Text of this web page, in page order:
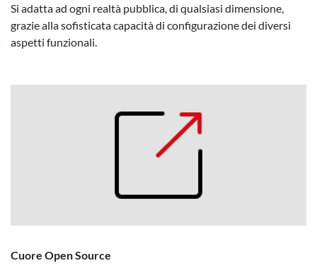
Si adatta ad ogni realtà pubblica, di qualsiasi dimensione,
grazie alla sofisticata capacità di configurazione dei diversi
aspetti funzionali.
Cuore Open Source